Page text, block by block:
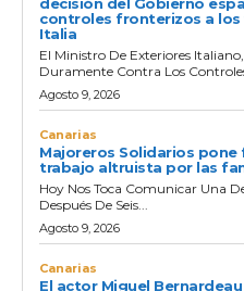
controles fronterizos a
Italia
El Ministro De Exteriores
Duramente Contra Los
Agosto 9, 2026
Canarias
Majoreros Solidarios pone
trabajo altruista por las
Hoy Nos Toca Comunicar Una
Después De Seis...
Agosto 9, 2026
Canarias
El actor Miguel